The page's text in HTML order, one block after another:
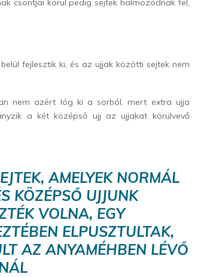
csontjai körül pedig sejtek halmozódnak fel,
fejlesztik ki, és az ujjak közötti sejtek nem
nem azért lóg ki a sorból, mert extra ujja
a két középső ujj az ujjakat körülvevő
AMELYEK NORMÁL
KÖZÉPSŐ UJJUNK
VOLNA, EGY
ELPUSZTULTAK,
AZ ANYAMÉHBEN LÉVŐ